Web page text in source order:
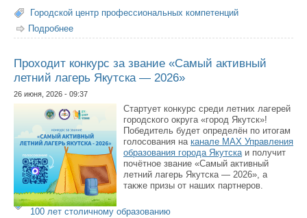
Городской центр профессиональных компетенций
Подробнее
методической деятельности сетевого инновационного
Проходит конкурс за звание «Самый активный
летний лагерь Якутска — 2026»
26 июня, 2026 - 09:37
Стартует конкурс среди летних лагерей
городского округа «город Якутск»!
Победитель будет определён по итогам
голосования на канале MAX Управления
образования города Якутскаи получит
почётное звание «Самый активный
летний лагерь Якутска — 2026», а
также призы от наших партнеров.
100 лет столичному образованию